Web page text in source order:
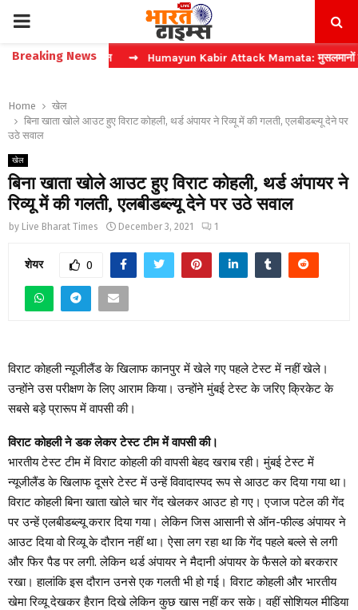
PRIMARY
MENU
Breaking News
खलीलुर रहमान ⇝ Humayun Kabir Attack Mamata: मुसलमानों का वोट
Home
खेल
बिना खाता खोले आउट हुए विराट कोहली, थर्ड अंपायर ने रिव्यू में की गलती, एलबीडब्ल्यू देने पर
उठे सवाल
खेल
बिना खाता खोले आउट हुए विराट कोहली, थर्ड अंपायर ने
रिव्यू में की गलती, एलबीडब्ल्यू देने पर उठे सवाल
by Live Bharat Times December 3, 2021 1
शेयर 0
विराट कोहली न्यूजीलैंड के खिलाफ कानपुर में खेले गए पहले टेस्ट में नहीं खेले।
उन्होंने उस परीक्षण के लिए आराम किया। उन्होंने मुंबई टेस्ट के जरिए क्रिकेट के
सबसे बड़े प्रारूप में वापसी की।
विराट कोहली ने डक लेकर टेस्ट टीम में वापसी की।
भारतीय टेस्ट टीम में विराट कोहली की वापसी बेहद खराब रही। मुंबई टेस्ट में
न्यूजीलैंड के खिलाफ दूसरे टेस्ट में उन्हें विवादास्पद रूप से आउट कर दिया गया था।
विराट कोहली बिना खाता खोले चार गेंद खेलकर आउट हो गए। एजाज पटेल की गेंद
पर उन्हें एलबीडब्ल्यू करार दिया गया। लेकिन जिस आसानी से ऑन-फील्ड अंपायर ने
आउट दिया वो रिव्यू के दौरान नहीं था। ऐसा लग रहा था कि गेंद पहले बल्ले से लगी
और फिर पैड पर लगी. लेकिन थर्ड अंपायर ने मैदानी अंपायर के फैसले को बरकरार
रखा। हालांकि इस दौरान उनसे एक गलती भी हो गई। विराट कोहली और भारतीय
खेमा रिव्यू देखकर हैरान दिखे लेकिन कुछ खास नहीं कर सके। वहीं सोशियल मीडिया